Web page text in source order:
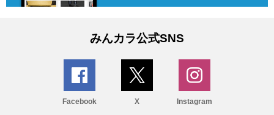
みんカラ公式SNS
Facebook X Instagram